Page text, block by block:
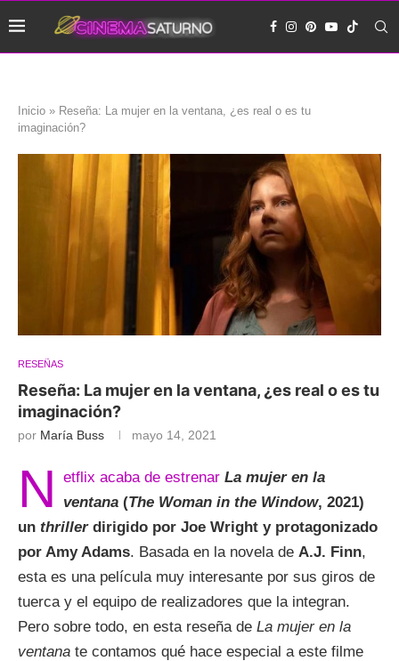
Inicio » Reseña: La mujer en la ventana, ¿es real o es tu
imaginación?
RESEÑAS
Reseña: La mujer en la ventana, ¿es real o es tu
imaginación?
por María Buss mayo 14, 2021
N etflix acaba de estrenar La mujer en la
ventana (The Woman in the Window, 2021)
un thrillerdirigido por Joe Wright y protagonizado
por Amy Adams. Basada en la novela de A.J. Finn,
esta es una película muy interesante por sus giros de
tuerca y el equipo de realizadores que la integran.
Pero sobre todo, en esta reseña de La mujer en la
ventana te contamos qué hace especial a este filme